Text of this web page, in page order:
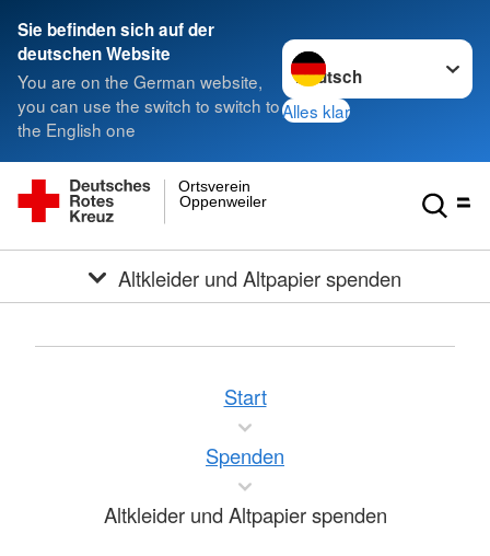
Sie befinden sich auf der
deutschen Website
You are on the German website,
you can use the switch to switch to
the English one
Sprache wechseln zu
Alles klar
Oppenweiler
Ortsverein
Altkleider und Altpapier spenden
Start
Spenden
Altkleider und Altpapier spenden